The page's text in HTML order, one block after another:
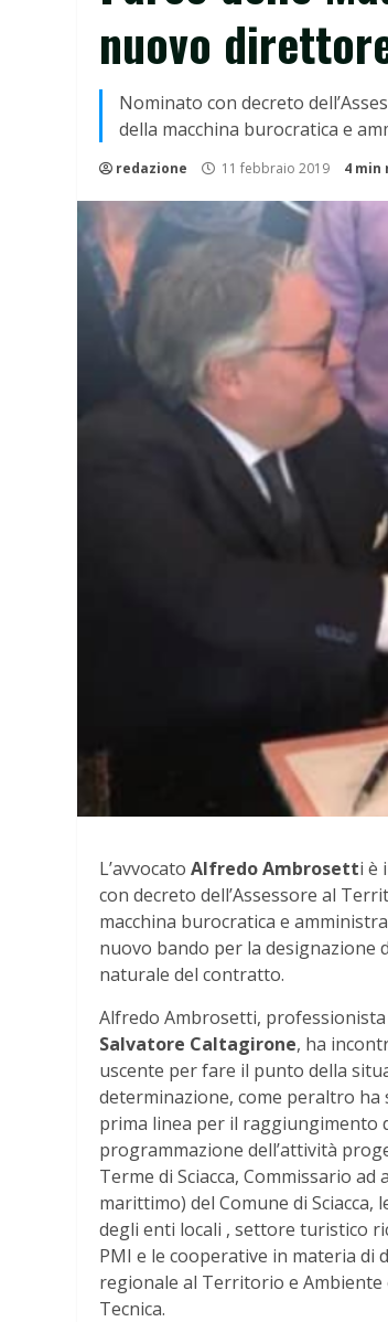
nuovo
Nominato con decreto
della macchina burocratica e
redazione 11 febbraio 2019 4 min
L’avvocato Alfredo Ambrosetti è
con decreto dell’Assessore al
macchina burocratica e
nuovo bando per la designazione
naturale del contratto.
Alfredo Ambrosetti,
Salvatore Caltagirone, ha
uscente per fare il punto della
determinazione, come peraltro
prima linea per il raggiungimento
programmazione dell’attività
Terme di Sciacca, Commissario
marittimo) del Comune di
degli enti locali , settore turistico
PMI e le cooperative in materia di
regionale al Territorio e Ambiente
Tecnica.